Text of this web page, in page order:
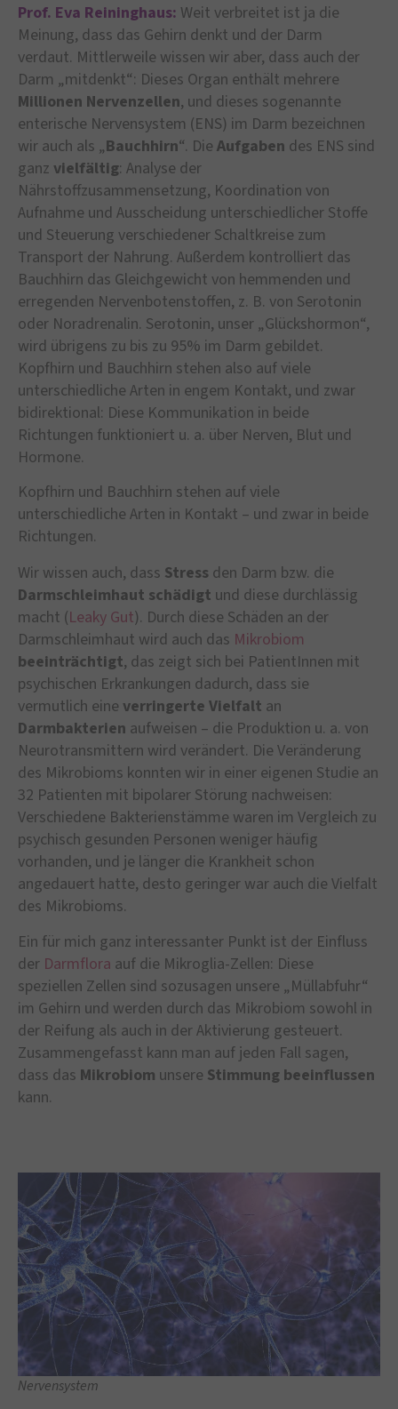
Prof. Eva Reininghaus: Weit verbreitet ist ja die
Meinung, dass das Gehirn denkt und der Darm
verdaut. Mittlerweile wissen wir aber, dass auch der
Darm „mitdenkt“: Dieses Organ enthält mehrere
Millionen Nervenzellen, und dieses sogenannte
enterische Nervensystem (ENS) im Darm bezeichnen
wir auch als „Bauchhirn“. Die Aufgaben des ENS sind
ganz vielfältig: Analyse der
Nährstoffzusammensetzung, Koordination von
Aufnahme und Ausscheidung unterschiedlicher Stoffe
und Steuerung verschiedener Schaltkreise zum
Transport der Nahrung. Außerdem kontrolliert das
Bauchhirn das Gleichgewicht von hemmenden und
erregenden Nervenbotenstoffen, z. B. von Serotonin
oder Noradrenalin. Serotonin, unser „Glückshormon“,
wird übrigens zu bis zu 95% im Darm gebildet.
Kopfhirn und Bauchhirn stehen also auf viele
unterschiedliche Arten in engem Kontakt, und zwar
bidirektional: Diese Kommunikation in beide
Richtungen funktioniert u. a. über Nerven, Blut und
Hormone.
Kopfhirn und Bauchhirn stehen auf viele
unterschiedliche Arten in Kontakt – und zwar in beide
Richtungen.
Wir wissen auch, dass Stress den Darm bzw. die
Darmschleimhaut schädigt und diese durchlässig
macht (Leaky Gut). Durch diese Schäden an der
Darmschleimhaut wird auch das Mikrobiom
beeinträchtigt, das zeigt sich bei PatientInnen mit
psychischen Erkrankungen dadurch, dass sie
vermutlich eine verringerte Vielfalt an
Darmbakterien aufweisen – die Produktion u. a. von
Neurotransmittern wird verändert. Die Veränderung
des Mikrobioms konnten wir in einer eigenen Studie an
32 Patienten mit bipolarer Störung nachweisen:
Verschiedene Bakterienstämme waren im Vergleich zu
psychisch gesunden Personen weniger häufig
vorhanden, und je länger die Krankheit schon
angedauert hatte, desto geringer war auch die Vielfalt
des Mikrobioms.
Ein für mich ganz interessanter Punkt ist der Einfluss
der Darmflora auf die Mikroglia-Zellen: Diese
speziellen Zellen sind sozusagen unsere „Müllabfuhr“
im Gehirn und werden durch das Mikrobiom sowohl in
der Reifung als auch in der Aktivierung gesteuert.
Zusammengefasst kann man auf jeden Fall sagen,
dass das Mikrobiom unsere Stimmung beeinflussen
kann.
Nervensystem